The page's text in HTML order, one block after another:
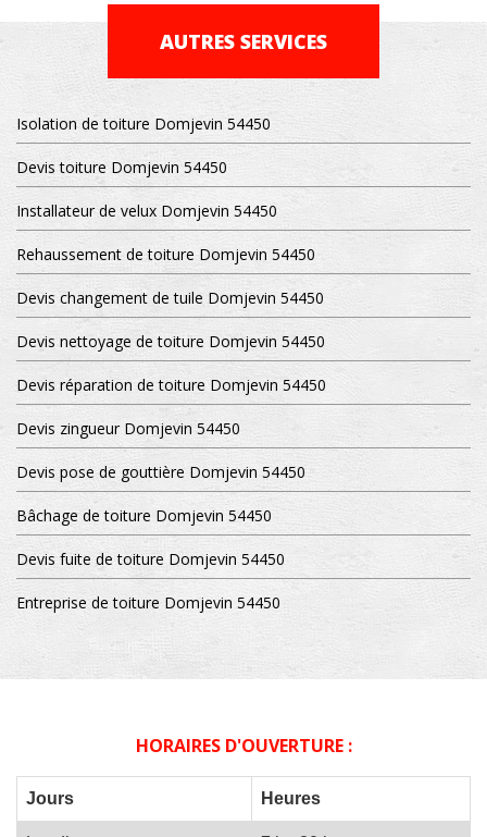
AUTRES SERVICES
Isolation de toiture Domjevin 54450
Devis toiture Domjevin 54450
Installateur de velux Domjevin 54450
Rehaussement de toiture Domjevin 54450
Devis changement de tuile Domjevin 54450
Devis nettoyage de toiture Domjevin 54450
Devis réparation de toiture Domjevin 54450
Devis zingueur Domjevin 54450
Devis pose de gouttière Domjevin 54450
Bâchage de toiture Domjevin 54450
Devis fuite de toiture Domjevin 54450
Entreprise de toiture Domjevin 54450
HORAIRES D'OUVERTURE :
Jours Heures